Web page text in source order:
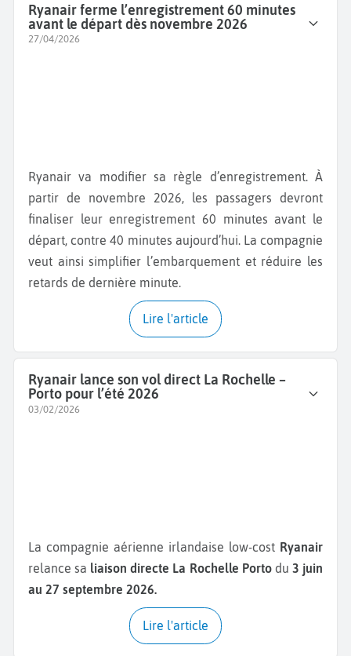
Ryanair ferme l’enregistrement 60 minutes
avant le départ dès novembre 2026
27/04/2026
Ryanair va modifier sa règle d’enregistrement. À
partir de novembre 2026, les passagers devront
finaliser leur enregistrement 60 minutes avant le
départ, contre 40 minutes aujourd’hui. La compagnie
veut ainsi simplifier l’embarquement et réduire les
retards de dernière minute.
Lire l'article
Ryanair lance son vol direct La Rochelle –
Porto pour l’été 2026
03/02/2026
La compagnie aérienne irlandaise low-cost Ryanair
relance sa liaison directe La Rochelle Portodu 3 juin
au 27 septembre 2026.
Lire l'article